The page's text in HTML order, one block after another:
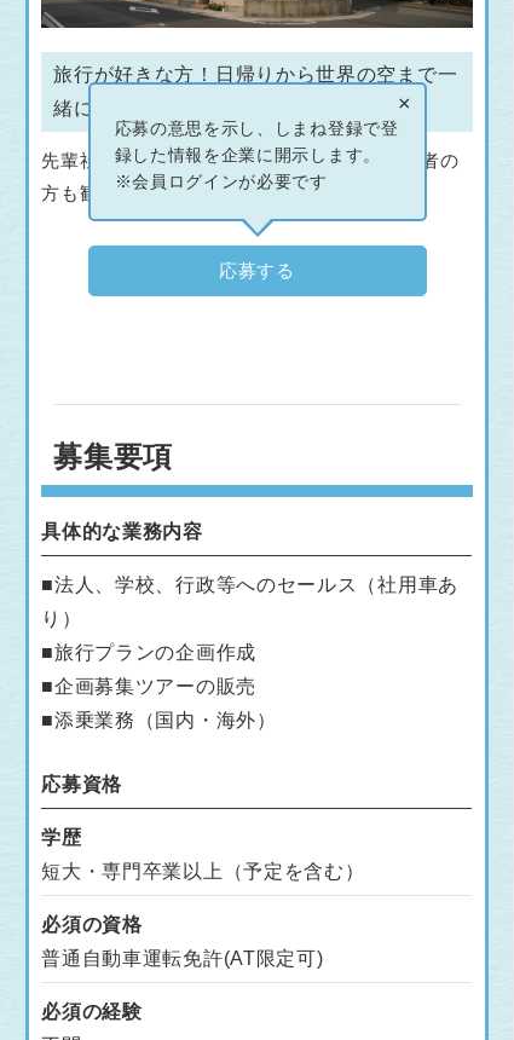
旅行が好きな方！日帰りから世界の空まで一
緒に旅へ出かけませんか？
先輩社員が丁寧に指導いたしますので未経験者の
方も歓迎いたします。
応募する
×
応募の意思を示し、しまね登録で登
録した情報を企業に開示します。
※会員ログインが必要です
募集要項
具体的な業務内容
■法人、学校、行政等へのセールス（社用車あ
り）
■旅行プランの企画作成
■企画募集ツアーの販売
■添乗業務（国内・海外）
応募資格
学歴
短大・専門卒業以上（予定を含む）
必須の資格
普通自動車運転免許(AT限定可)
必須の経験